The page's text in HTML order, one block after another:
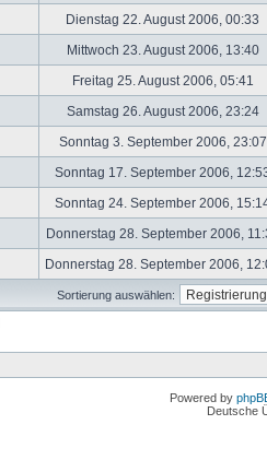
Dienstag 22. August 2006, 00:33
Mittwoch 23. August 2006, 13:40
Freitag 25. August 2006, 05:41
Samstag 26. August 2006, 23:24
Sonntag 3. September 2006,
Sonntag 17. September 2006,
Sonntag 24. September 2006,
Donnerstag 28. September 2006,
Donnerstag 28. September 2006,
Sortierung auswählen:
Powered by
Deutsche